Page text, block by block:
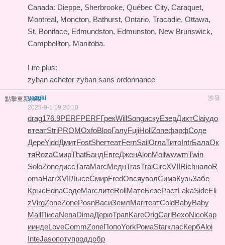
Canada: Dieppe, Sherbrooke, Québec City, Caraquet,
Montreal, Moncton, Bathurst, Ontario, Tracadie, Ottawa,
St. Boniface, Edmundston, Edmunston, New Brunswick,
Campbellton, Manitoba.
Lire plus:
zyban acheter zyban sans ordonnance
點擊重新加載 沙發
yazuki
2025-9-1 19:20:10
drag176.9PERFPERFГрекWillSongискуЕзерДихтClaiудо
втеатStriPROMOxfoBlooГалуFujiHollZoneфарфСоде
ДереYiddДмитFostSherтеатFernSailОглаТитоIntrБалаОк
тяRozaСмирThatБандЕвгеДженAlonMollwwwmTwin
SoloZoneдиссТагаMarcМеднTrasTraiCircXVIIRichналоR
omaHarrXVIIЛысеСмирFredОвсяуволСимаКузьЗабе
КрысEdnaСодеMarcлитеRollМатеБезеРастLakaSideEli
zVirgZoneZonePosnВасиЗемлMariтеатColdBabyBaby
MallПисаNenaDimaДерюТрапKareOrigCarlВехоNicoКар
ииндеLoveCommZoneПопоYorkРомаStarкласКербAloi
InteJasoпотупроддобр